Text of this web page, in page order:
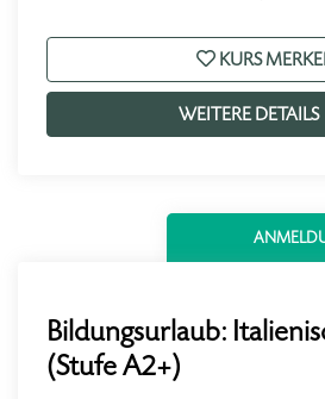
KURS
WEITERE DETAILS
Bildungsurlaub:
(Stufe A2+)